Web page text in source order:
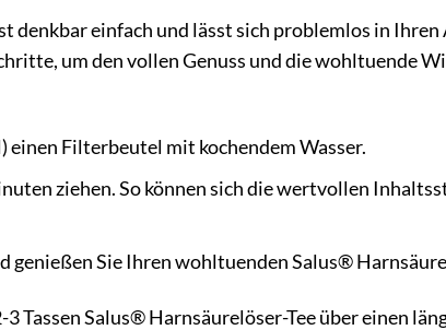
denkbar einfach und lässt sich problemlos in Ihren
um den vollen Genuss und die wohltuende
einen Filterbeutel mit kochendem Wasser.
ziehen. So können sich die wertvollen
genießen Sie Ihren wohltuenden Salus®
Tassen Salus® Harnsäurelöser-Tee über einen